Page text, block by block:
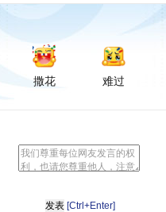
撒花 难过
[Ctrl+Enter]